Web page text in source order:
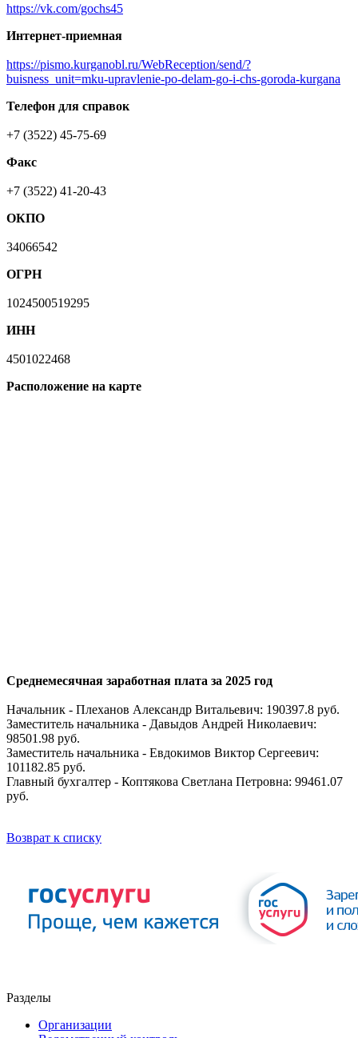
https://vk.com/gochs45
Интернет-приемная
https://pismo.kurganobl.ru/WebReception/send/?
buisness_unit=mku-upravlenie-po-delam-go-i-chs-goroda-kurgana
Телефон для справок
+7 (3522) 45-75-69
Факс
+7 (3522) 41-20-43
ОКПО
34066542
ОГРН
1024500519295
ИНН
4501022468
Расположение на карте
Среднемесячная заработная плата за 2025 год
Начальник - Плеханов Александр Витальевич: 190397.8 руб.
Заместитель начальника - Давыдов Андрей Николаевич:
98501.98 руб.
Заместитель начальника - Евдокимов Виктор Сергеевич:
101182.85 руб.
Главный бухгалтер - Коптякова Светлана Петровна: 99461.07
руб.
Возврат к списку
Разделы
Организации